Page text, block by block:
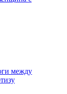
между